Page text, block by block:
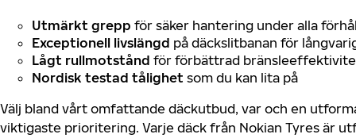
Utmärkt grepp för säker hantering under alla
Exceptionell livslängd på däckslitbanan för
Lågt rullmotstånd för förbättrad
Nordisk testad tålighet som du kan lita på
Välj bland vårt omfattande däckutbud, var och en
viktigaste prioritering. Varje däck från Nokian Tyres är